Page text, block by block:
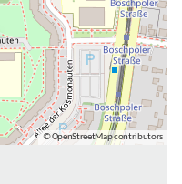
© OpenStreetMap contributors